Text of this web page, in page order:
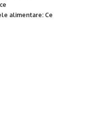
alimentare: Ce